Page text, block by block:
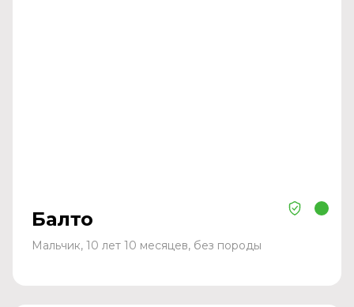
Балто
Мальчик, 10 лет 10 месяцев, без породы